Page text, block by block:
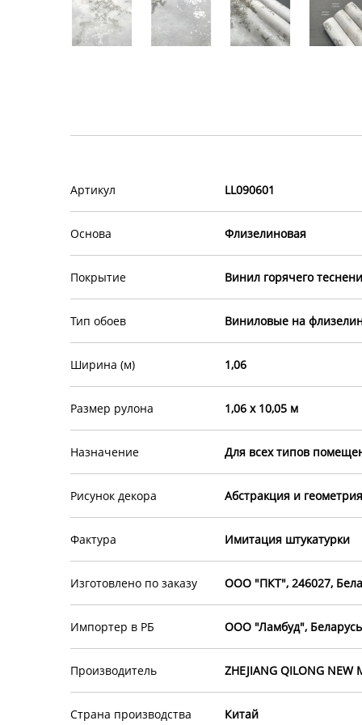
Артикул LL090601
Основа Флизелиновая
Покрытие Винил горячего
Тип обоев Виниловые на
Ширина (м) 1,06
Размер рулона 1,06 х 10,05 м
Назначение Для всех типов
Рисунок декора Абстракция и геометрия
Фактура Имитация штукатурки
Изготовлено по заказу ООО "ПКТ", 246027,
Импортер в РБ ООО "Ламбуд",
Производитель ZHEJIANG QILONG
Страна производства Китай